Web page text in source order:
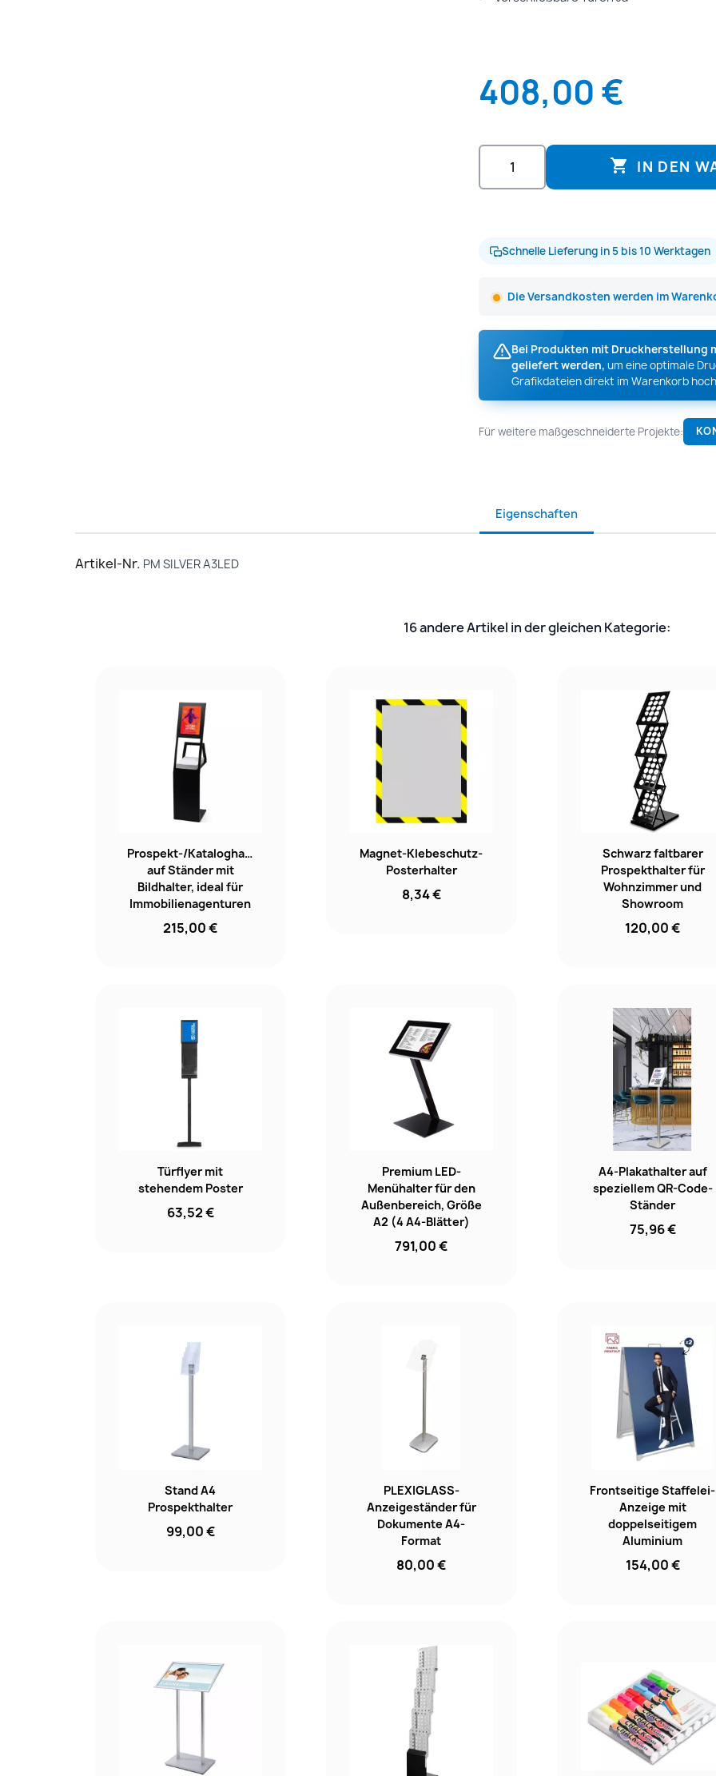
408,00 €
 IN DEN
Schnelle Lieferung in 5 bis 10 Werktagen
Die Versandkosten werden im
Bei Produkten mit Druckherstellung
geliefert werden, um eine optimale
Grafikdateien direkt im Warenkorb
Für weitere maßgeschneiderte Projekte:
Eigenschaften
Artikel-Nr. PM SILVER A3LED
16 andere Artikel in der gleichen Kategorie:
Prospekt-/Kataloghalter
auf Ständer mit
Bildhalter, ideal für
Immobilienagenturen
215,00 €
Magnet-Klebeschutz-
Posterhalter
8,34 €
Schwarz faltbarer
Prospekthalter für
Wohnzimmer und
Showroom
120,00 €
Türflyer mit
stehendem Poster
63,52 €
Premium LED-
Menühalter für den
Außenbereich, Größe
A2 (4 A4-Blätter)
791,00 €
A4-Plakathalter auf
speziellem QR-Code-
Ständer
75,96 €
Stand A4
Prospekthalter
99,00 €
PLEXIGLASS-
Anzeigeständer für
Dokumente A4-
Format
80,00 €
Frontseitige Staffelei-
Anzeige mit
doppelseitigem
Aluminium
154,00 €